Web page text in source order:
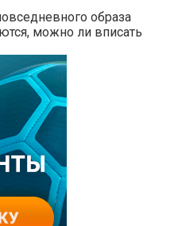
образа
можно ли вписать